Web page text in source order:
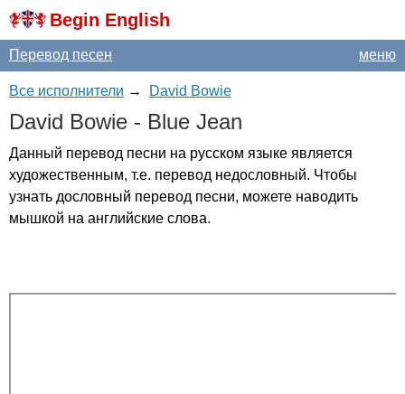
Begin English
меню
Перевод песен
Все исполнители → David Bowie
David Bowie - Blue Jean
Данный перевод песни на русском языке является
художественным, т.е. перевод недословный. Чтобы
узнать дословный перевод песни, можете наводить
мышкой на английские слова.